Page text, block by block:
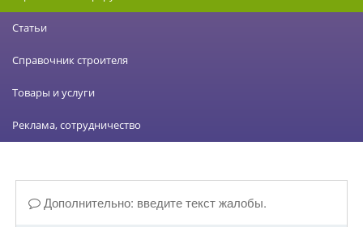
Статьи
Справочник строителя
Товары и услуги
Реклама, сотрудничество
Дополнительно: введите текст жалобы.